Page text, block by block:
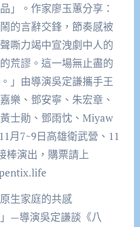
」。作家廖玉蕙分享：
的言辭交鋒，節奏感被
嘶力竭中宣洩劇中人的
荒謬。這一場無止盡的
」由導演吳定謙攜手王
樂、鄧安寧、朱宏章、
士勛、鄧雨忱、Miyaw
月7~9日高雄衛武營、11
棒演出，購票請上
生家庭的共感
—導演吳定謙談《八